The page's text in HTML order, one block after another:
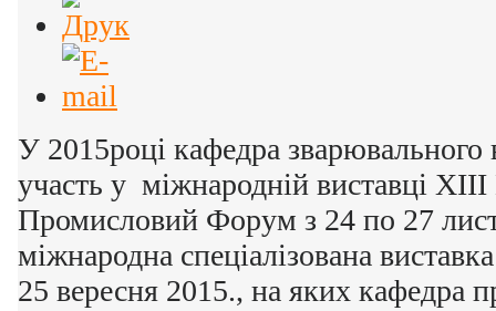
У 2015році кафедра зварювального
участь у міжнародній виставці
Промисловий Форум з 24 по 27
міжнародна спеціалізована
25 вересня 2015., на яких кафедра